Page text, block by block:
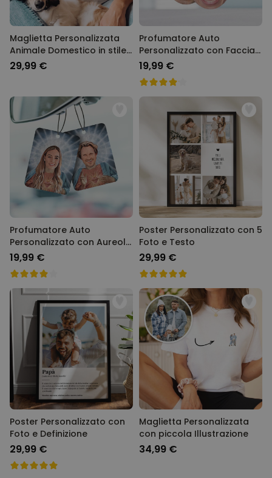
Maglietta Personalizzata
Animale Domestico in stile
Fumetto
29,99 €
Profumatore Auto
Personalizzato con Faccia
set da 2
19,99 €
Profumatore Auto
Personalizzato con Aureola
e Faccia Set da 2
19,99 €
Poster Personalizzato con 5
Foto e Testo
29,99 €
Poster Personalizzato con
Foto e Definizione
29,99 €
Maglietta Personalizzata
con piccola Illustrazione
34,99 €